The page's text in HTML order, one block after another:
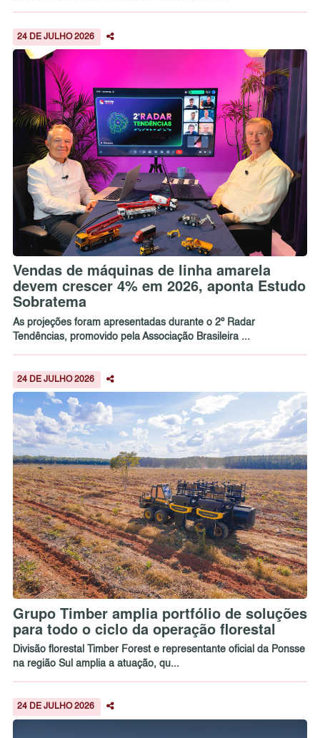
24 DE JULHO 2026
Vendas de máquinas de linha amarela
devem crescer 4% em 2026, aponta Estudo
Sobratema
As projeções foram apresentadas durante o 2º Radar
Tendências, promovido pela Associação Brasileira ...
24 DE JULHO 2026
Grupo Timber amplia portfólio de soluções
para todo o ciclo da operação florestal
Divisão florestal Timber Forest e representante oficial da Ponsse
na região Sul amplia a atuação, qu...
24 DE JULHO 2026